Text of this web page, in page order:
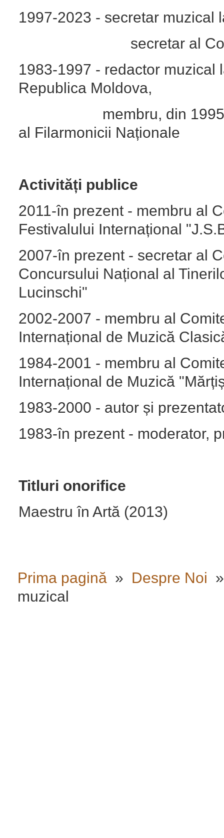
1997-2023 - secretar muzical
secretar al
1983-1997 - redactor muzical
Republica Moldova,
membru, din 1995 -
al Filarmonicii Naționale
Activități publice
2011-în prezent - membru al
Festivalului Internațional
2007-în prezent - secretar al
Concursului Național al
Lucinschi"
2002-2007 - membru al
Internațional de Muzică
1984-2001 - membru al
Internațional de Muzică
1983-2000 - autor și
1983-în prezent - moderator,
Titluri onorifice
Maestru în Artă (2013)
Prima pagină » Despre Noi
muzical